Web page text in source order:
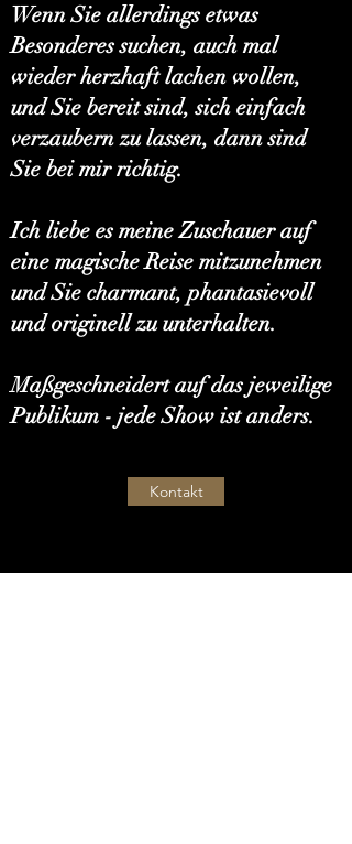
Wenn Sie allerdings etwas
Besonderes suchen, auch mal
wieder herzhaft lachen wollen,
und Sie bereit sind, sich einfach
verzaubern zu lassen, dann sind
Sie bei mir richtig.
Ich liebe es meine Zuschauer auf
eine magische Reise mitzunehmen
und Sie charmant, phantasievoll
und originell zu unterhalten.
Maßgeschneidert auf das jeweilige
Publikum - jede Show ist anders.
Kontakt